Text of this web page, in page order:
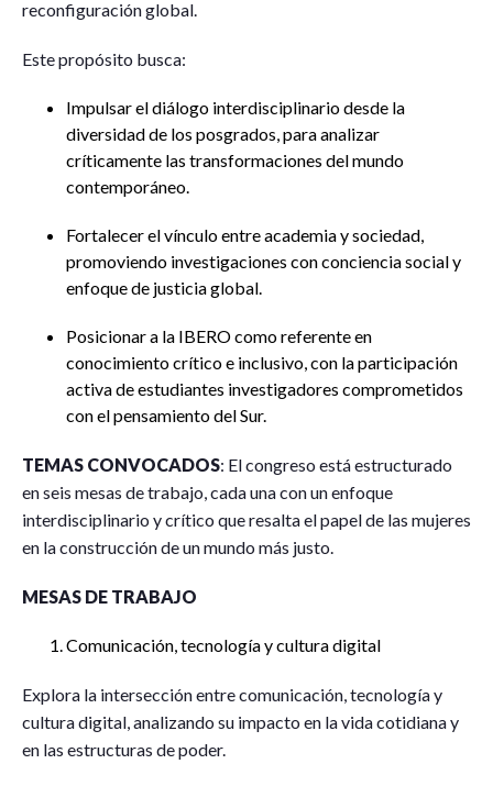
reconfiguración global.
Este propósito busca:
Impulsar el diálogo interdisciplinario desde la
diversidad de los posgrados, para analizar
críticamente las transformaciones del mundo
contemporáneo.
Fortalecer el vínculo entre academia y sociedad,
promoviendo investigaciones con conciencia social y
enfoque de justicia global.
Posicionar a la IBERO como referente en
conocimiento crítico e inclusivo, con la participación
activa de estudiantes investigadores comprometidos
con el pensamiento del Sur.
TEMAS CONVOCADOS: El congreso está estructurado
en seis mesas de trabajo, cada una con un enfoque
interdisciplinario y crítico que resalta el papel de las mujeres
en la construcción de un mundo más justo.
MESAS DE TRABAJO
Comunicación, tecnología y cultura digital
Explora la intersección entre comunicación, tecnología y
cultura digital, analizando su impacto en la vida cotidiana y
en las estructuras de poder.